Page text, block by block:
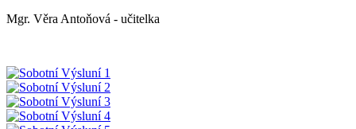
Mgr. Věra Antoňová - učitelka